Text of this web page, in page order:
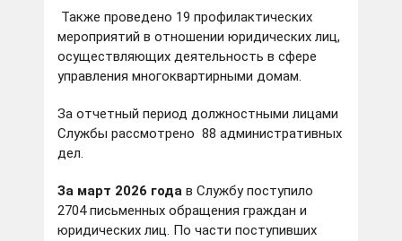
Также проведено 19 профилактических
мероприятий в отношении юридических лиц,
осуществляющих деятельность в сфере
управления многоквартирными домам.
За отчетный период должностными лицами
Службы рассмотрено 88 административных
дел.
За март 2026 года в Службу поступило
2704 письменных обращения граждан и
юридических лиц. По части поступивших